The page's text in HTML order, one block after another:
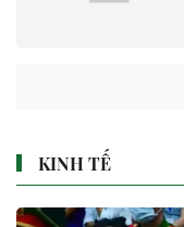
KINH TẾ